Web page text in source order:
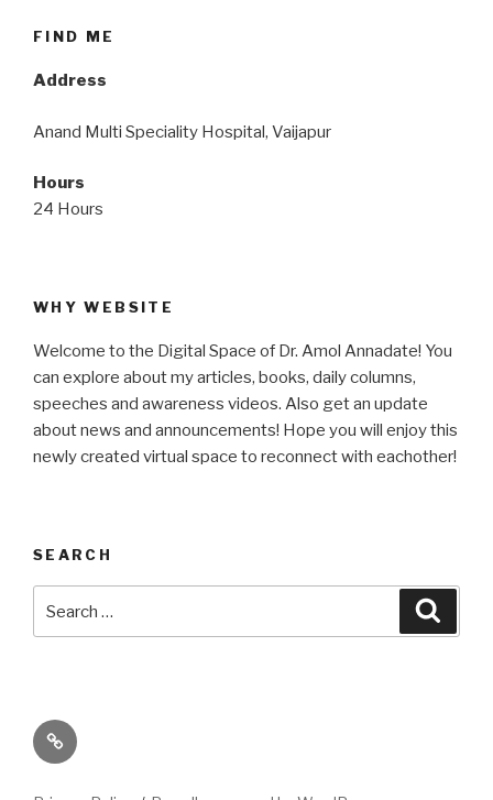
FIND ME
Address
Anand Multi Speciality Hospital, Vaijapur
Hours
24 Hours
WHY WEBSITE
Welcome to the Digital Space of Dr. Amol Annadate! You
can explore about my articles, books, daily columns,
speeches and awareness videos. Also get an update
about news and announcements! Hope you will enjoy this
newly created virtual space to reconnect with eachother!
SEARCH
for:
Its
High